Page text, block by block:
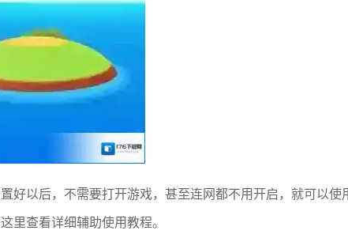
好以后，不需要打开游戏，甚至连网都不用开启，就可以使
里查看详细辅助使用教程。